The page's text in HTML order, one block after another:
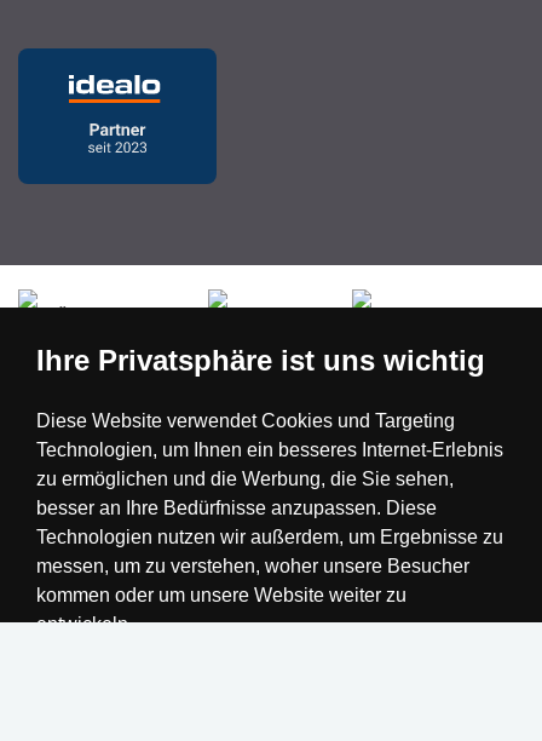
Nederland
Ihre Privatsphäre ist uns wichtig
Diese Website verwendet Cookies und Targeting
Technologien, um Ihnen ein besseres Internet-Erlebnis
zu ermöglichen und die Werbung, die Sie sehen,
besser an Ihre Bedürfnisse anzupassen. Diese
Technologien nutzen wir außerdem, um Ergebnisse zu
messen, um zu verstehen, woher unsere Besucher
kommen oder um unsere Website weiter zu
entwickeln.